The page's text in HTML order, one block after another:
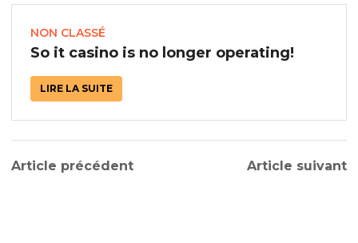
NON CLASSÉ
So it casino is no longer operating!
LIRE LA SUITE
Article précédent Article suivant